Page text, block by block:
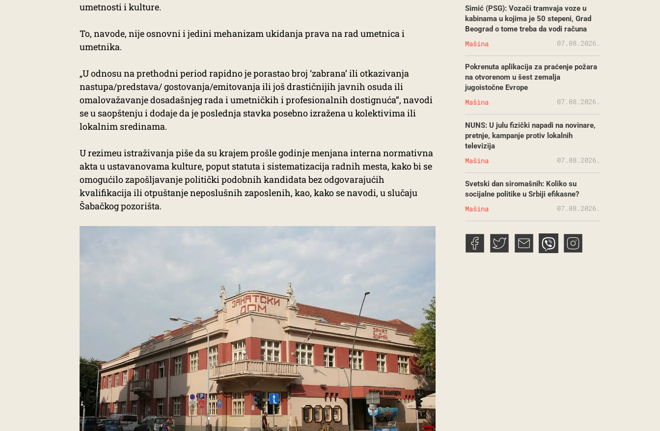
umetnosti i kulture.
To, navode, nije osnovni i jedini mehanizam ukidanja prava na rad umetnica i
umetnika.
„U odnosu na prethodni period rapidno je porastao broj ‘zabrana’ ili otkazivanja
nastupa/predstava/ gostovanja/emitovanja ili još drastičnijih javnih osuda ili
omalovažavanje dosadašnjeg rada i umetničkih i profesionalnih dostignuća”, navodi
se u saopštenju i dodaje da je poslednja stavka posebno izražena u kolektivima ili
lokalnim sredinama.
U rezimeu istraživanja piše da su krajem prošle godinje menjana interna normativna
akta u ustavanovama kulture, poput statuta i sistematizacija radnih mesta, kako bi se
omogućilo zapošljavanje politički podobnih kandidata bez odgovarajućih
kvalifikacija ili otpuštanje neposlušnih zaposlenih, kao, kako se navodi, u slučaju
Šabačkog pozorišta.
Simić (PSG): Vozači tramvaja voze u
kabinama u kojima je 50 stepeni, Grad
Beograd o tome treba da vodi računa
Mašina 07.08.2026.
Pokrenuta aplikacija za praćenje požara
na otvorenom u šest zemalja
jugoistočne Evrope
Mašina 07.08.2026.
NUNS: U julu fizički napadi na novinare,
pretnje, kampanje protiv lokalnih
televizija
Mašina 07.08.2026.
Svetski dan siromašnih: Koliko su
socijalne politike u Srbiji efikasne?
Mašina 07.08.2026.